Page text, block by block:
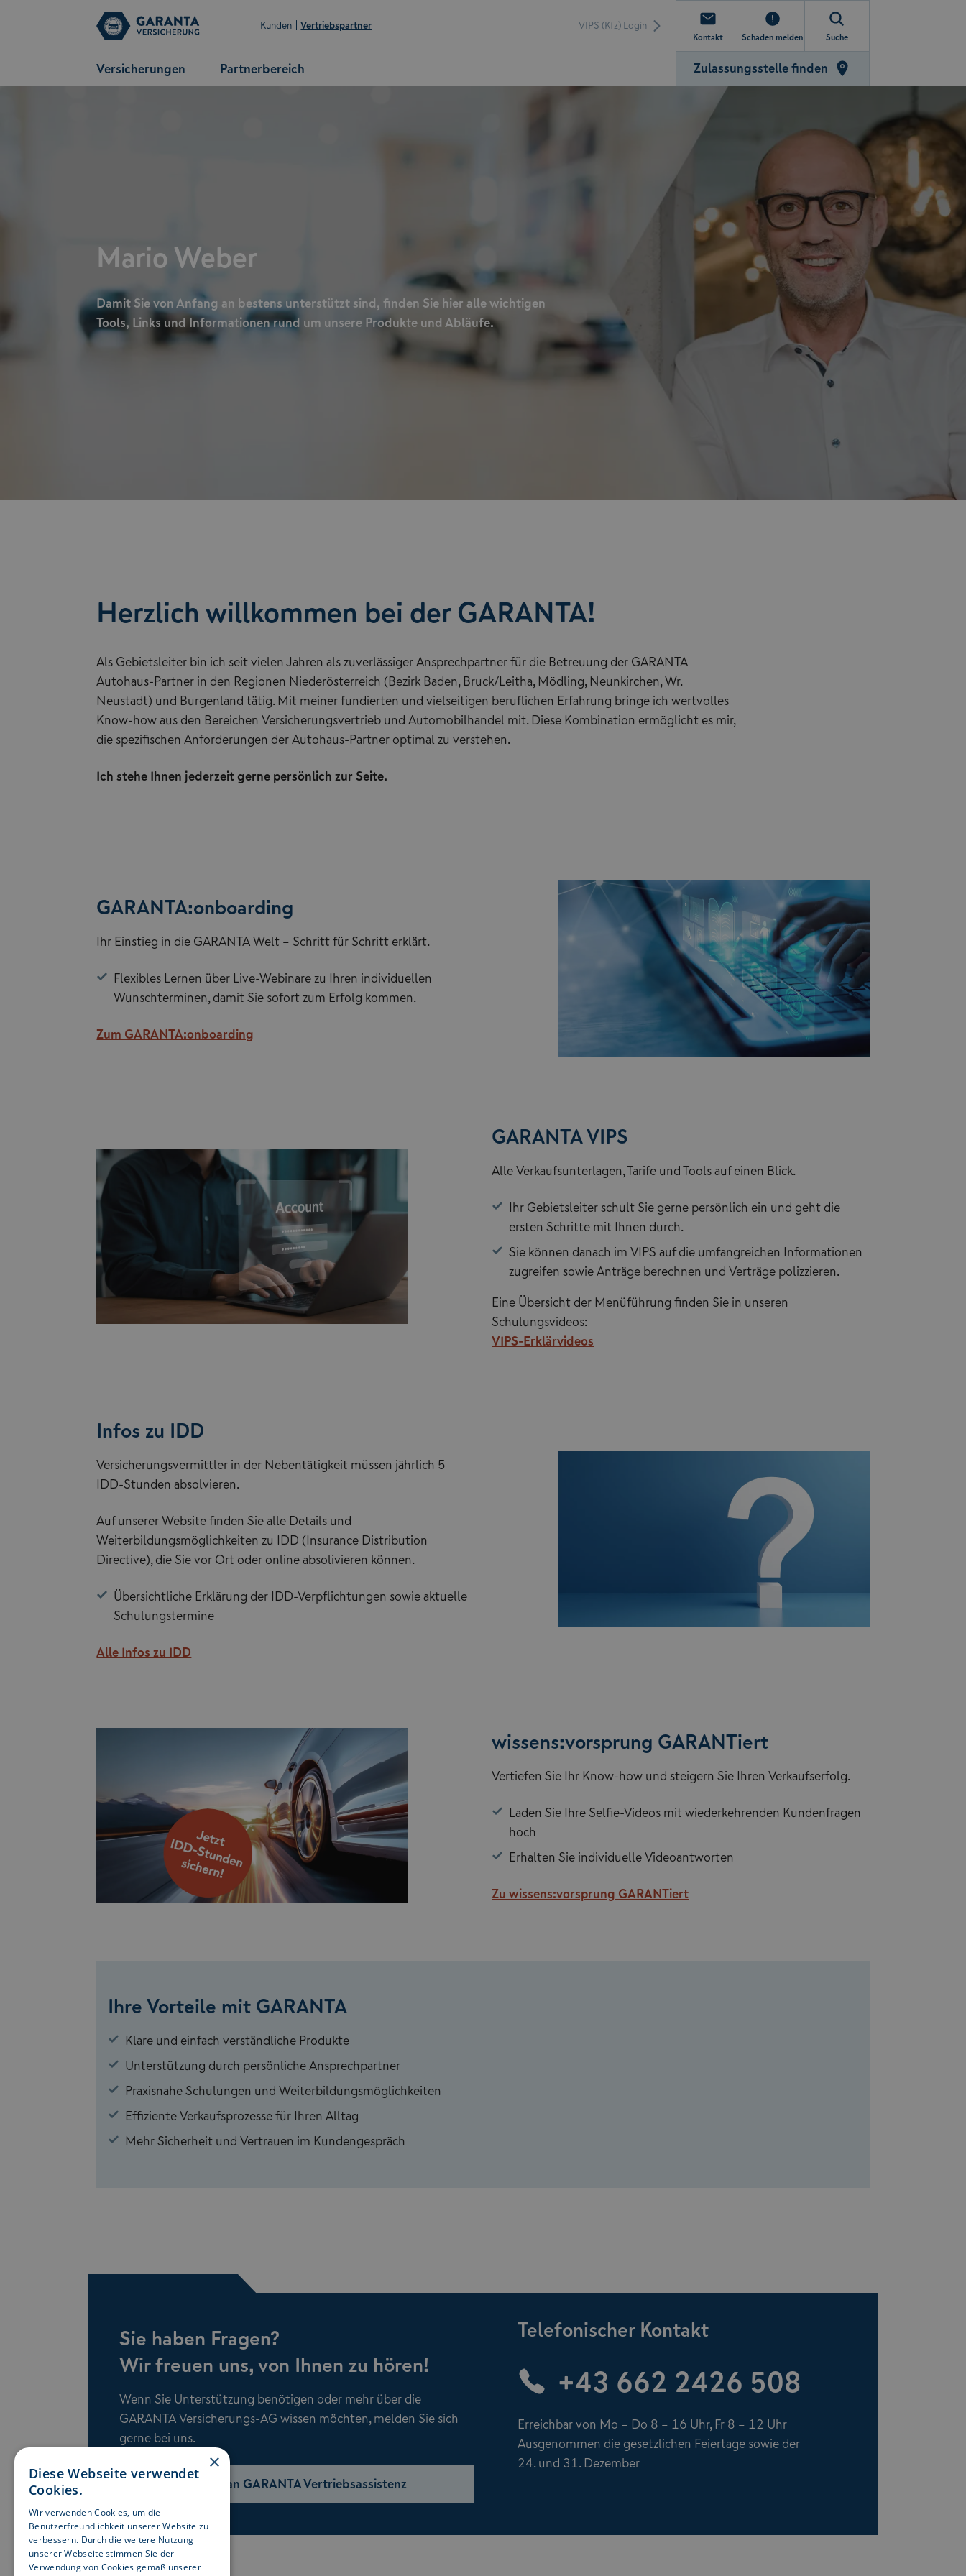
Kunden Vertriebspartner VIPS (Kfz) Login
Versicherungen Partnerbereich
Kontakt Schaden melden Suche
Zulassungsstelle finden
Mario Weber
Damit Sie von Anfang an bestens unterstützt sind, finden Sie hier alle wichtigen
Tools, Links und Informationen rund um unsere Produkte und Abläufe.
Herzlich willkommen bei der GARANTA!
Als Gebietsleiter bin ich seit vielen Jahren als zuverlässiger Ansprechpartner für die Betreuung der GARANTA
Autohaus-Partner in den Regionen Niederösterreich (Bezirk Baden, Bruck/Leitha, Mödling, Neunkirchen, Wr.
Neustadt) und Burgenland tätig. Mit meiner fundierten und vielseitigen beruflichen Erfahrung bringe ich wertvolles
Know-how aus den Bereichen Versicherungsvertrieb und Automobilhandel mit. Diese Kombination ermöglicht es mir,
die spezifischen Anforderungen der Autohaus-Partner optimal zu verstehen.
Ich stehe Ihnen jederzeit gerne persönlich zur Seite.
GARANTA:onboarding
Ihr Einstieg in die GARANTA Welt – Schritt für Schritt erklärt.
Flexibles Lernen über Live-Webinare zu Ihren individuellen
Wunschterminen, damit Sie sofort zum Erfolg kommen.
Zum GARANTA:onboarding
GARANTA VIPS
Alle Verkaufsunterlagen, Tarife und Tools auf einen Blick.
Ihr Gebietsleiter schult Sie gerne persönlich ein und geht die
ersten Schritte mit Ihnen durch.
Sie können danach im VIPS auf die umfangreichen Informationen
zugreifen sowie Anträge berechnen und Verträge polizzieren.
Eine Übersicht der Menüführung finden Sie in unseren
Schulungsvideos:
VIPS-Erklärvideos
Infos zu IDD
Versicherungsvermittler in der Nebentätigkeit müssen jährlich 5
IDD-Stunden absolvieren.
Auf unserer Website finden Sie alle Details und
Weiterbildungsmöglichkeiten zu IDD (Insurance Distribution
Directive), die Sie vor Ort oder online absolivieren können.
Übersichtliche Erklärung der IDD-Verpflichtungen sowie aktuelle
Schulungstermine
Alle Infos zu IDD
wissens:vorsprung GARANTiert
Vertiefen Sie Ihr Know-how und steigern Sie Ihren Verkaufserfolg.
Laden Sie Ihre Selfie-Videos mit wiederkehrenden Kundenfragen
hoch
Erhalten Sie individuelle Videoantworten
Zu wissens:vorsprung GARANTiert
Ihre Vorteile mit GARANTA
Klare und einfach verständliche Produkte
Unterstützung durch persönliche Ansprechpartner
Praxisnahe Schulungen und Weiterbildungsmöglichkeiten
Effiziente Verkaufsprozesse für Ihren Alltag
Mehr Sicherheit und Vertrauen im Kundengespräch
Sie haben Fragen?
Wir freuen uns, von Ihnen zu hören!
Wenn Sie Unterstützung benötigen oder mehr über die
GARANTA Versicherungs-AG wissen möchten, melden Sie sich
gerne bei uns.
E-Mail an GARANTA Vertriebsassistenz
Telefonischer Kontakt
+43 662 2426 508
Erreichbar von Mo – Do 8 – 16 Uhr, Fr 8 – 12 Uhr
Ausgenommen die gesetzlichen Feiertage sowie der
24. und 31. Dezember
×
Diese Webseite verwendet
Cookies.
Wir verwenden Cookies, um die
Benutzerfreundlichkeit unserer Website zu
verbessern. Durch die weitere Nutzung
unserer Webseite stimmen Sie der
Verwendung von Cookies gemäß unserer